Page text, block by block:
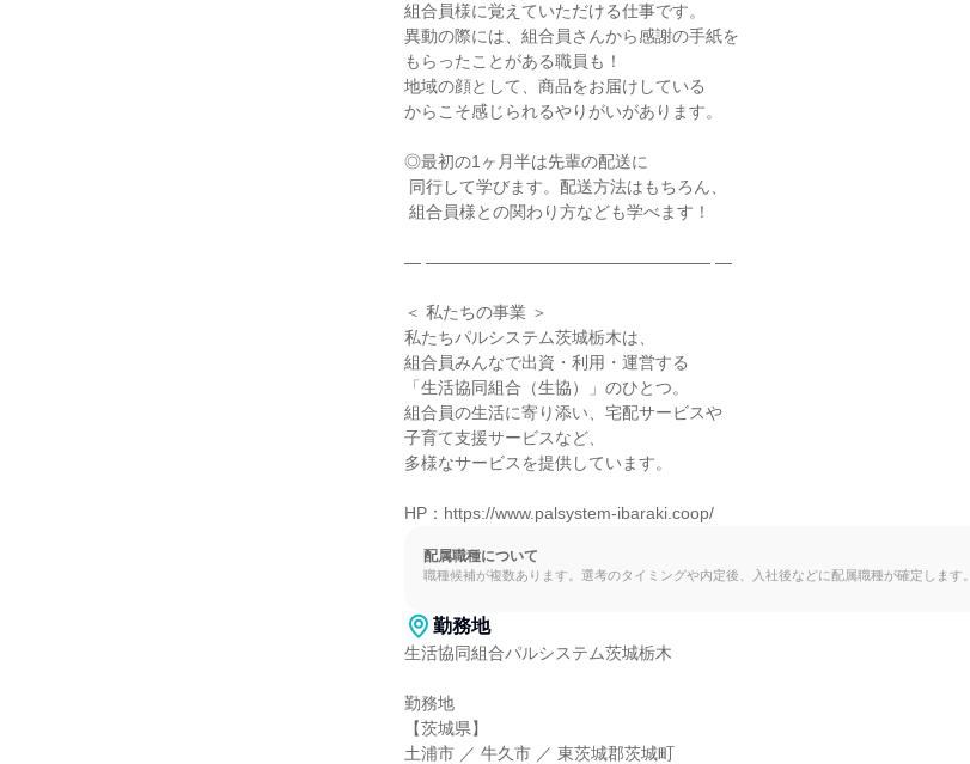
組合員様に覚えていただける仕事です。
異動の際には、組合員さんから感謝の手紙を
もらったことがある職員も！
地域の顔として、商品をお届けしている
からこそ感じられるやりがいがあります。
◎最初の1ヶ月半は先輩の配送に
― ――――――――――――――――― ―
＜ 私たちの事業 ＞
私たちパルシステム茨城栃木は、
組合員みんなで出資・利用・運営する
「生活協同組合（生協）」のひとつ。
組合員の生活に寄り添い、宅配サービスや
子育て支援サービスなど、
多様なサービスを提供しています。
HP：https://www.palsystem-ibaraki.coop/
配属職種について
職種候補が複数あります。選考のタイミングや内定後、入社後などに配属職種が確定します。
勤務地
生活協同組合パルシステム茨城栃木
勤務地
【茨城県】
土浦市 ／ 牛久市 ／ 東茨城郡茨城町